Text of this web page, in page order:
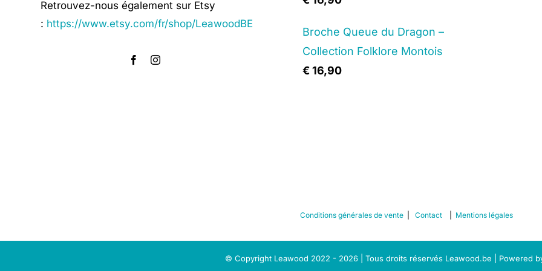
Retrouvez-nous également sur Etsy
: https://www.etsy.com/fr/shop/LeawoodBE
Broche Queue du Dragon –
Collection Folklore Montois
€16,90
Conditions générales de vente Contact Mentions légales
© Copyright Leawood 2022 - 2026 | Tous droits réservés Leawood.be | Powered